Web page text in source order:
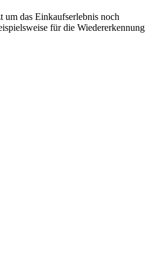
um das Einkaufserlebnis noch
für die Wiedererkennung